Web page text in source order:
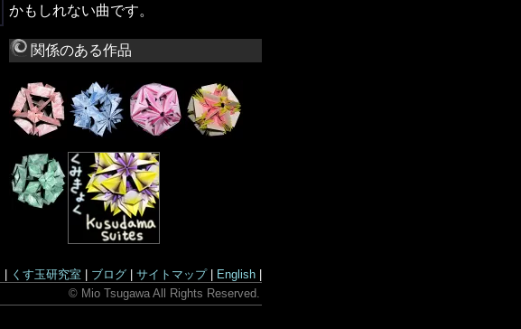
かもしれない曲です。
関係のある作品
English
サイトマップ
ブログ
くす玉研究室
© Mio Tsugawa All Rights Reserved.